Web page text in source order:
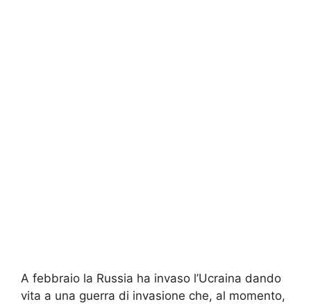
A febbraio la Russia ha invaso l’Ucraina dando
vita a una guerra di invasione che, al momento,